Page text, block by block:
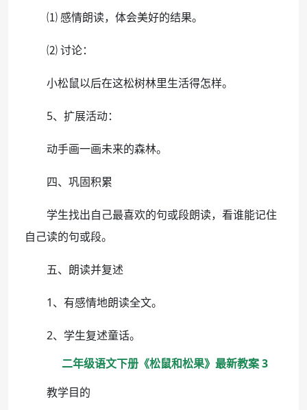
⑴ 感情朗读，体会美好的结果。
⑵ 讨论：
小松鼠以后在这松树林里生活得怎样。
5、扩展活动：
动手画一画未来的森林。
四、巩固积累
学生找出自己最喜欢的句或段朗读，看谁能记住
自己读的句或段。
五、朗读并复述
1、有感情地朗读全文。
2、学生复述童话。
二年级语文下册《松鼠和松果》最新教案 3
教学目的